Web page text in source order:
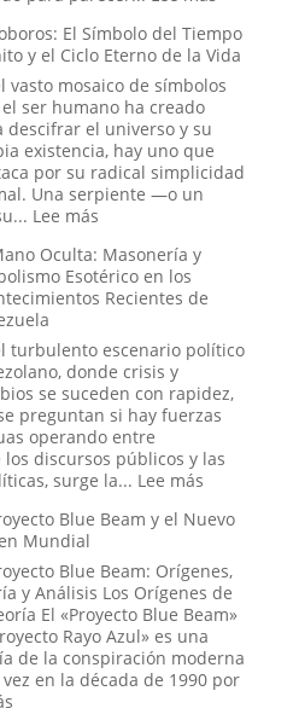
Seda
de
Bandera
Falsa
¿Hasta
El Símbolo del Tiempo
y el Ciclo Eterno de la Vida
vasto mosaico de símbolos
ser humano ha creado
descifrar el universo y su
existencia, hay uno que
por su radical simplicidad
Una serpiente —o un
Lee más:
El
Símbolo
del
Infinito
y
el
Ciclo
Eterno
de
la
Oculta: Masonería y
Esotérico en los
Recientes de
turbulento escenario político
donde crisis y
se suceden con rapidez,
preguntan si hay fuerzas
operando entre
discursos públicos y las
surge la... Lee más:
Mano
Masonería
y
Simbolismo
Esotérico
en
los
Blue Beam y el Nuevo
Mundial
Blue Beam: Orígenes,
y Análisis Los Orígenes de
El «Proyecto Blue Beam»
Rayo Azul» es una
de la conspiración moderna
en la década de 1990 por
: